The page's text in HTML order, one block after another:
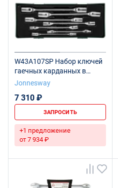
W43A107SP Набор ключей
гаечных карданных в
ложементе, 6-19 мм, 7
Jonnesway
7 310 ₽
ЗАПРОСИТЬ
+1 предложение
от 7 934 ₽